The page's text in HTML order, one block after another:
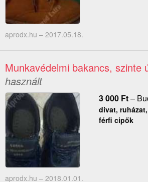
aprodx.hu – 2017.05.18.
Munkavédelmi bakancs, szinte
használt
3 000 Ft–
divat,
férfi cipők
aprodx.hu – 2018.01.01.